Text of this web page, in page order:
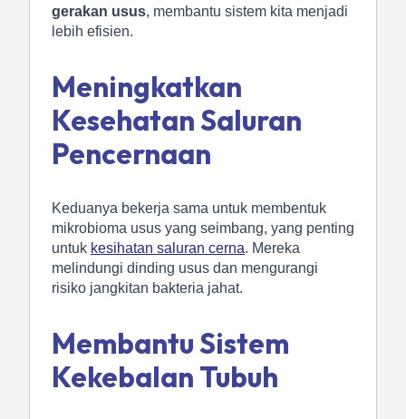
gerakan usus, membantu sistem kita menjadi
lebih efisien.
Meningkatkan
Kesehatan Saluran
Pencernaan
Keduanya bekerja sama untuk membentuk
mikrobioma usus yang seimbang, yang penting
untuk kesihatan saluran cerna. Mereka
melindungi dinding usus dan mengurangi
risiko jangkitan bakteria jahat.
Membantu Sistem
Kekebalan Tubuh